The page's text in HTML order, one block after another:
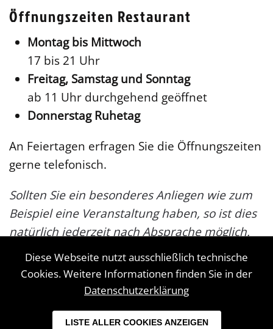
Öffnungszeiten Restaurant
Montag bis Mittwoch
17 bis 21 Uhr
Freitag, Samstag und Sonntag
ab 11 Uhr durchgehend geöffnet
Donnerstag Ruhetag
An Feiertagen erfragen Sie die Öffnungszeiten
gerne telefonisch.
Sollten Sie ein besonderes Anliegen wie zum
Beispiel eine Veranstaltung haben, so ist dies
natürlich jederzeit nach Absprache möglich.
© 2026 Hotel-Restaurant Lathener Marsch.
Diese Webseite nutzt ausschließlich technische
Cookies. Weitere Informationen finden Sie in der
Datenschutzerklärung
LISTE ALLER COOKIES ANZEIGEN